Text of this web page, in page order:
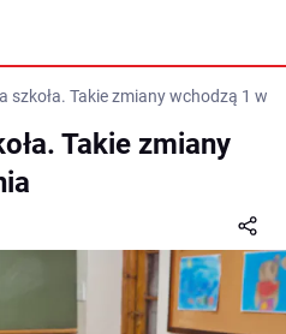
szkoła. Takie zmiany wchodzą 1
Takie zmiany